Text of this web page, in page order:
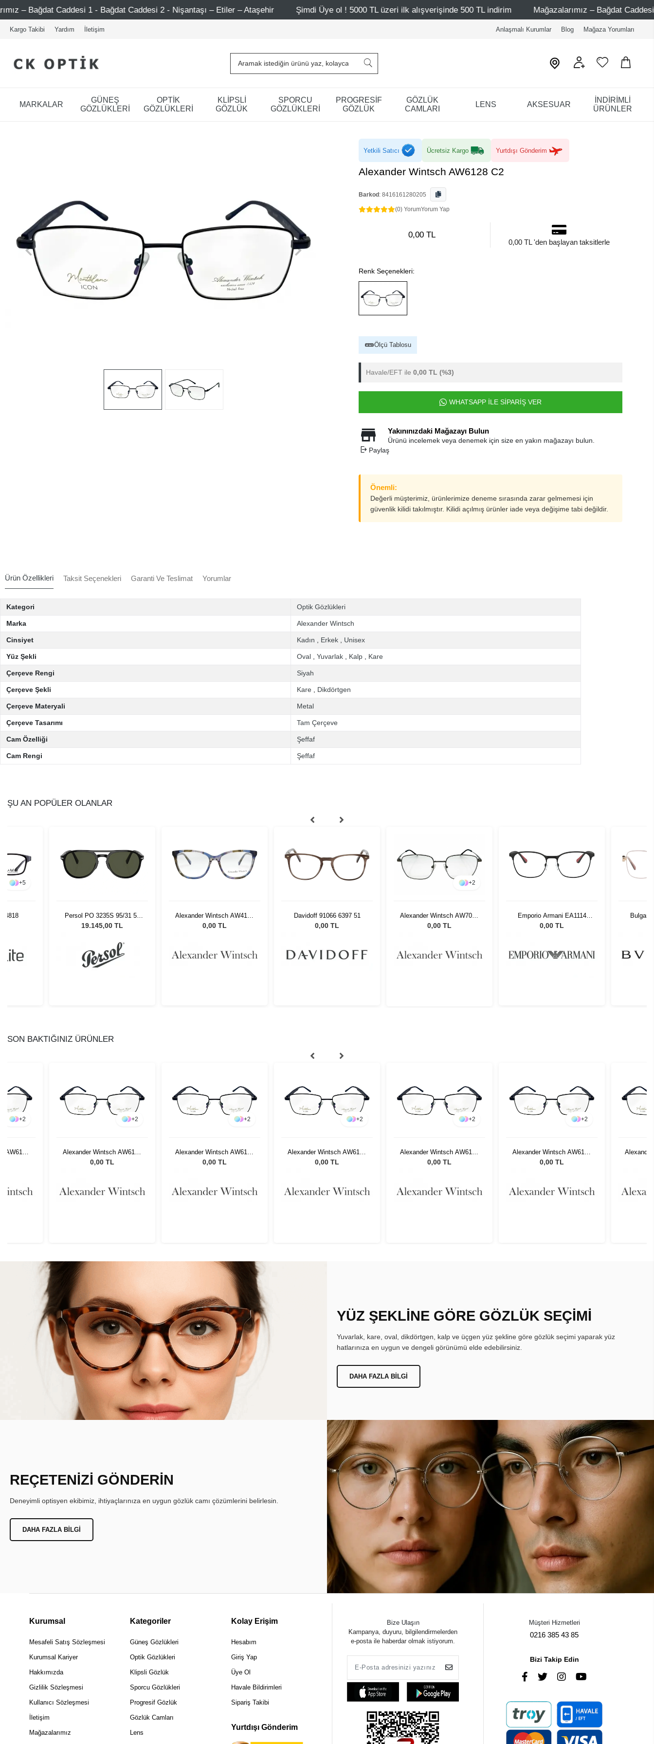
1 - Bağdat Caddesi 2 - Nişantaşı – Etiler – Ataşehir Şimdi Üye ol ! 5000 TL üzeri ilk alışverişinde 500 TL indirim Mağazalarımız – Bağdat Caddesi 1 - Bağdat
Kargo Takibi Yardım İletişim Anlaşmalı Kurumlar Blog Mağaza Yorumları
MARKALAR
GÜNEŞ
GÖZLÜKLERİ
OPTİK
GÖZLÜKLERİ
KLİPSLİ
GÖZLÜK
SPORCU
GÖZLÜKLERİ
PROGRESİF
GÖZLÜK
GÖZLÜK
CAMLARI
LENS AKSESUAR
İNDİRİMLİ
ÜRÜNLER
Yetkili Satıcı Ücretsiz Kargo Yurtdışı Gönderim
Alexander Wintsch AW6128 C2
Barkod : 8416161280205
(0) YorumYorum Yap
0,00 TL
0,00 TL 'den başlayan taksitlerle
Renk Seçenekleri:
Ölçü Tablosu
Havale/EFT ile 0,00 TL (%3)
WHATSAPP İLE SİPARİŞ VER
Yakınınızdaki Mağazayı Bulun
Ürünü incelemek veya denemek için size en yakın mağazayı bulun.
Paylaş
Önemli:
Değerli müşterimiz, ürünlerimize deneme sırasında zarar gelmemesi için
güvenlik kilidi takılmıştır. Kilidi açılmış ürünler iade veya değişime tabi değildir.
Ürün Özellikleri Taksit Seçenekleri Garanti Ve Teslimat Yorumlar
Kategori Optik Gözlükleri
Marka Alexander Wintsch
Cinsiyet Kadın Erkek Unisex
Yüz Şekli Oval Yuvarlak Kalp Kare
Çerçeve Rengi Siyah
Çerçeve Şekli Kare Dikdörtgen
Çerçeve Materyali Metal
Çerçeve Tasarımı Tam Çerçeve
Cam Özelliği Şeffaf
Cam Rengi Şeffaf
ŞU AN POPÜLER OLANLAR
+5
4818
Persol PO 3235S 95/31 55
Unisex Güneş Gözlüğü
19.145,00 TL
Alexander Wintsch AW4123
C2
0,00 TL
Davidoff 91066 6397 51
0,00 TL
+2
Alexander Wintsch AW7007
C1
0,00 TL
Emporio Armani EA1114
3001 54
0,00 TL
Bulgari
SON BAKTIĞINIZ ÜRÜNLER
+2
AW6128
+2
Alexander Wintsch AW6128
C2
0,00 TL
+2
Alexander Wintsch AW6128
C2
0,00 TL
+2
Alexander Wintsch AW6128
C2
0,00 TL
+2
Alexander Wintsch AW6128
C2
0,00 TL
+2
Alexander Wintsch AW6128
C2
0,00 TL
YÜZ ŞEKLİNE GÖRE GÖZLÜK SEÇİMİ
Yuvarlak, kare, oval, dikdörtgen, kalp ve üçgen yüz şekline göre gözlük seçimi yaparak yüz
hatlarınıza en uygun ve dengeli görünümü elde edebilirsiniz.
DAHA FAZLA BILGI
REÇETENİZİ GÖNDERİN
Deneyimli optisyen ekibimiz, ihtiyaçlarınıza en uygun gözlük camı çözümlerini belirlesin.
DAHA FAZLA BILGI
Kurumsal
Mesafeli Satış Sözleşmesi
Kurumsal Kariyer
Hakkımızda
Gizlilik Sözleşmesi
Kullanıcı Sözleşmesi
İletişim
Mağazalarımız
Kategoriler
Güneş Gözlükleri
Optik Gözlükleri
Klipsli Gözlük
Sporcu Gözlükleri
Progresif Gözlük
Gözlük Camları
Lens
Kolay Erişim
Hesabım
Giriş Yap
Üye Ol
Havale Bildirimleri
Sipariş Takibi
Yurtdışı Gönderim
Bize Ulaşın
Kampanya, duyuru, bilgilendirmelerden
e-posta ile haberdar olmak istiyorum.
Müşteri Hizmetleri
0216 385 43 85
Bizi Takip Edin